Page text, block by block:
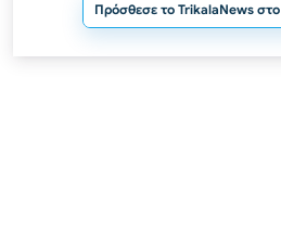
Πρόσθεσε το TrikalaNews στο